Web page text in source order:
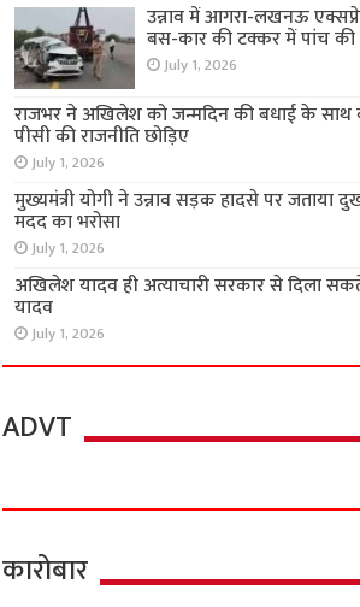
उन्नाव में आगरा-लखनऊ
बस-कार की टक्कर में पांच की
July 1, 2026
राजभर ने अखिलेश को जन्मदिन की बधाई के
पीसी की राजनीति छोड़िए
July 1, 2026
मुख्यमंत्री योगी ने उन्नाव सड़क हादसे पर जताया
मदद का भरोसा
July 1, 2026
अखिलेश यादव ही अत्याचारी सरकार से दिला सकते
यादव
July 1, 2026
ADVT
कारोबार